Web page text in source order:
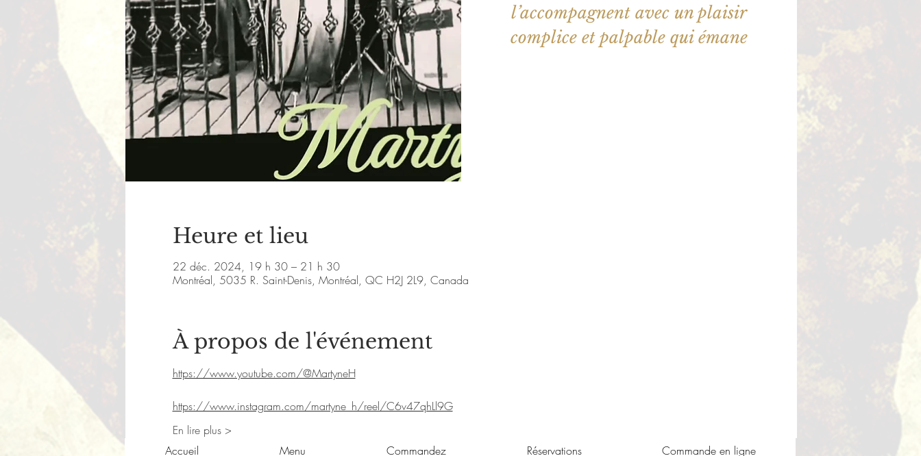
l’accompagnent avec un plaisir
complice et palpable qui émane
Heure et lieu
22 déc. 2024, 19 h 30 – 21 h 30
Montréal, 5035 R. Saint-Denis, Montréal, QC H2J 2L9, Canada
À propos de l'événement
https://www.youtube.com/@MartyneH
https://www.instagram.com/martyne_h/reel/C6v47qhLl9G
En lire plus >
Accueil
Menu Commandez Réservations Commande en ligne